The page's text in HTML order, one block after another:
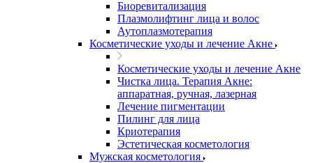
Биоревитализация
Плазмолифтинг лица и волос
Аутоплазмотерапия
Косметические уходы и лечение Акне
Косметические уходы и лечение Акне
Чистка лица. Терапия Акне:
аппаратная, ручная, лазерная
Лечение пигментации
Пилинг для лица
Криотерапия
Эстетическая косметология
Мужская косметология